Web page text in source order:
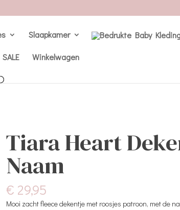
Slaapkamer
SALE Winkelwagen
Tiara Heart
Naam
€ 29,95
Mooi zacht fleece dekentje met roosjes patroon, met de